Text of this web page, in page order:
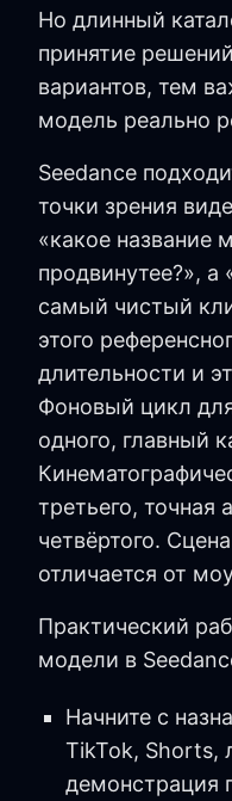
Но длинный
принятие
вариантов, тем
модель реально
Seedance
точки зрения
«какое название
продвинутее?», а
самый чистый
этого
длительности и
Фоновый цикл
одного, главный
третьего,
четвёртого.
отличается от
Практический
модели в
Начните с
TikTok, Shorts,
демонстрация